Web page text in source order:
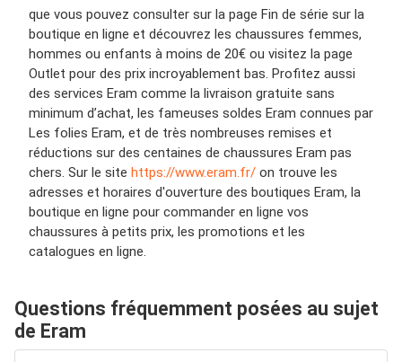
que vous pouvez consulter sur la page Fin de série sur la
boutique en ligne et découvrez les chaussures femmes,
hommes ou enfants à moins de 20€ ou visitez la page
Outlet pour des prix incroyablement bas. Profitez aussi
des services Eram comme la livraison gratuite sans
minimum d’achat, les fameuses soldes Eram connues par
Les folies Eram, et de très nombreuses remises et
réductions sur des centaines de chaussures Eram pas
chers. Sur le site https://www.eram.fr/ on trouve les
adresses et horaires d'ouverture des boutiques Eram, la
boutique en ligne pour commander en ligne vos
chaussures à petits prix, les promotions et les
catalogues en ligne.
Questions fréquemment posées au sujet
de Eram